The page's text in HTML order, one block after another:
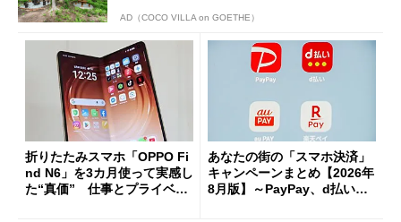
AD（COCO VILLA on GOETHE）
折りたたみスマホ「OPPO Fi
nd N6」を3カ月使って実感し
た“真価” 仕事とプライベー
あなたの街の「スマホ決済」
キャンペーンまとめ【2026年
8月版】～PayPay、d払い、a